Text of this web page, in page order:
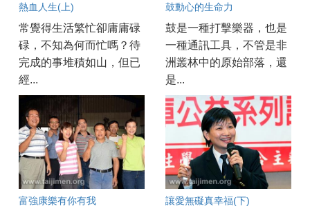
熱血人生(上)
常覺得生活繁忙卻庸庸碌
碌，不知為何而忙嗎？待
完成的事堆積如山，但已
經...
鼓動心的生命力
鼓是一種打擊樂器，也是
一種通訊工具，不管是非
洲叢林中的原始部落，還
是...
富強康樂有你有我 讓愛無礙真幸福(下)